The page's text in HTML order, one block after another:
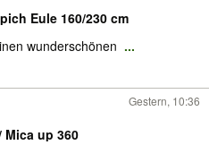
Eule 160/230 cm
wunderschönen ...
Gestern, 10:36
Mica up 360